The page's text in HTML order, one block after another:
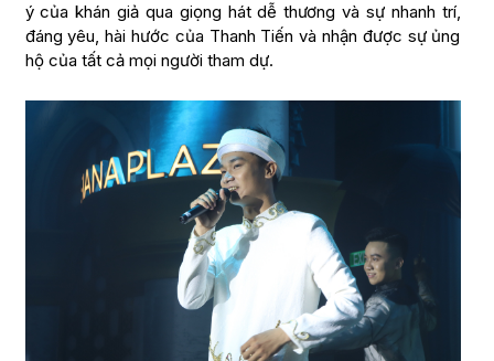
ý của khán giả qua giọng hát dễ thương và sự nhanh trí,
đáng yêu, hài hước của Thanh Tiến và nhận được sự ủng
hộ của tất cả mọi người tham dự.